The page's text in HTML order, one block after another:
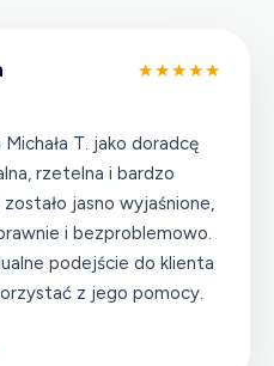
★★★★★
T. jako doradcę
rzetelna i bardzo
jasno wyjaśnione,
i bezproblemowo.
podejście do klienta
z jego pomocy.